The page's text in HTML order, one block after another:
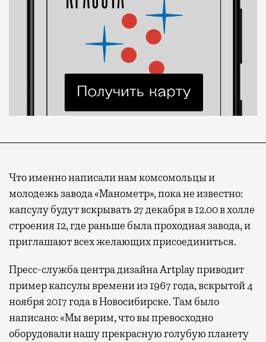
Что именно написали нам комсомольцы и
молодежь завода «Манометр», пока не известно:
капсулу будут вскрывать 27 декабря в 12.00 в холле
строения 12, где раньше была проходная завода, и
приглашают всех желающих присоединиться.
Пресс-служба центра дизайна Artplay приводит
пример капсулы времени из 1967 года, вскрытой 4
ноября 2017 года в Новосибирске. Там было
написано: «Мы верим, что вы превосходно
оборудовали нашу прекрасную голубую планету